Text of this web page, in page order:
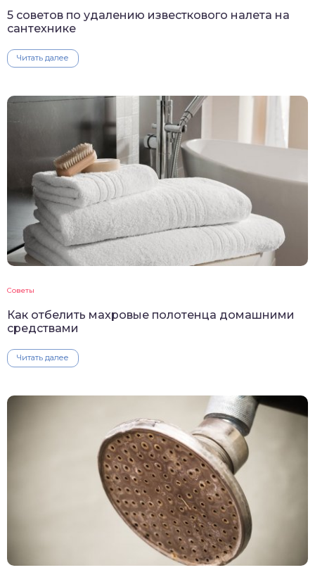
5 советов по удалению известкового налета на
сантехнике
Читать далее
Советы
Как отбелить махровые полотенца домашними
средствами
Читать далее